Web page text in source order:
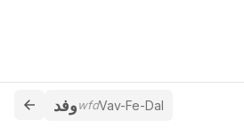
وفدwfdVav-Fe-Dal